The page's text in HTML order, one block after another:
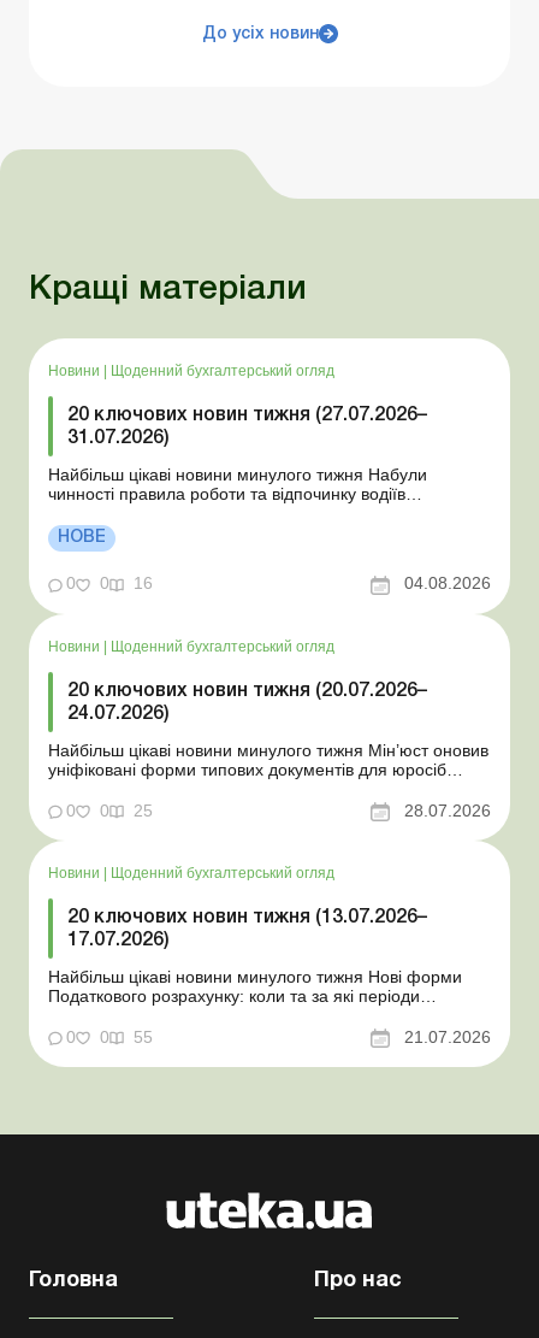
До усіх новин
Кращі матеріали
Новини Щоденний бухгалтерський огляд
20 ключових новин тижня (27.07.2026–
31.07.2026)
Найбільш цікаві новини минулого тижня Набули
чинності правила роботи та відпочинку водіїв
стан Для сільгосппідприємств і ФОП запроваджено нові
одноразові статистичні форми З 2 серпня змінюється
порядок зарахування окремих періодів роботи до стр...
НОВЕ
0 0 16 04.08.2026
Новини | Щоденний бухгалтерський огляд
20 ключових новин тижня (20.07.2026–
24.07.2026)
Найбільш цікаві новини минулого тижня Мін’юст оновив
уніфіковані форми типових документів для юросіб
координаційного центру з організації бронювання У
працівника виявлено статус «у розшуку»: що потрібно
0 0 25 28.07.2026
Новини | Щоденний бухгалтерський огляд
20 ключових новин тижня (13.07.2026–
17.07.2026)
Найбільш цікаві новини минулого тижня Нові форми
Податкового розрахунку: коли та за які періоди
відстрочки від призову під час мобілізації удосконалено
Кабмін утворив Координаційний центр з організації
бронювання військовозобов’язаних Верховна ...
0 0 55 21.07.2026
Головна Про нас